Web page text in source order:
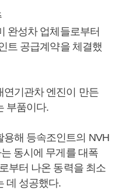
완성차 업체들로부터
트 공급계약을 체결했
기관차 엔진이 만든
부품이다.
해 등속조인트의 NVH
동시에 무게를 대폭
부터 나온 동력을 최소
데 성공했다.